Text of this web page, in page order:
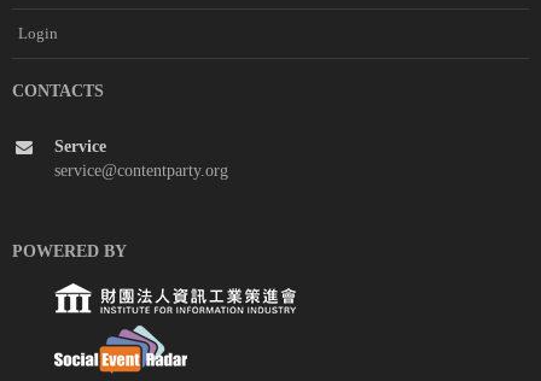
Login
CONTACTS
Service
service@contentparty.org
POWERED BY